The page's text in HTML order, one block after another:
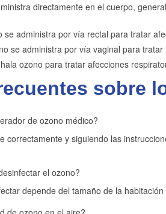
directamente en el cuerpo,
se administra por vía rectal para tratar
se administra por vía vaginal para
ozono para tratar afecciones
sobre
de ozono médico?
correctamente y siguiendo las
el ozono?
depende del tamaño de la